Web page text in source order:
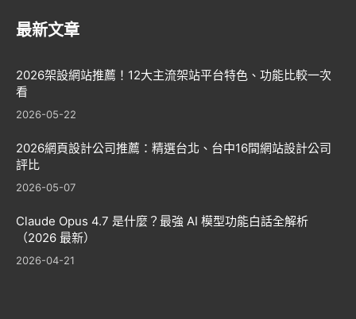
最新文章
2026架設網站推薦！12大主流架站平台特色、功能比較一次
看
2026-05-22
2026網頁設計公司推薦：精選台北、台中16間網站設計公司
評比
2026-05-07
Claude Opus 4.7 是什麼？最強 AI 模型功能白話全解析
（2026 最新）
2026-04-21